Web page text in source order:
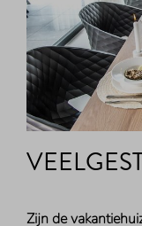
Zijn de